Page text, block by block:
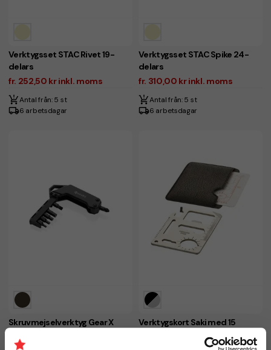
Verktygsset STAC Rivet 19-
delars
fr. 252,50 kr inkl. moms
Antal från: 5 st
6 arbetsdagar
Verktygsset STAC Spike 24-
delars
fr. 310,00 kr inkl. moms
Antal från: 5 st
6 arbetsdagar
Skruvmejselverktyg Gear X
fr. 85,00 kr inkl. moms
Verktygskort Saki med 15